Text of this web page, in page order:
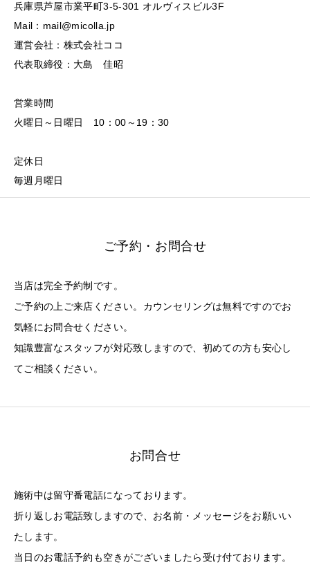
兵庫県芦屋市業平町3-5-301 オルヴィスビル3F
Mail：mail@micolla.jp
運営会社：株式会社ココ
代表取締役：大島 佳昭
営業時間
火曜日～日曜日 10：00～19：30
定休日
毎週月曜日
ご予約・お問合せ
当店は完全予約制です。
ご予約の上ご来店ください。カウンセリングは無料ですのでお
気軽にお問合せください。
知識豊富なスタッフが対応致しますので、初めての方も安心し
てご相談ください。
お問合せ
施術中は留守番電話になっております。
折り返しお電話致しますので、お名前・メッセージをお願いい
たします。
当日のお電話予約も空きがございましたら受け付ております。